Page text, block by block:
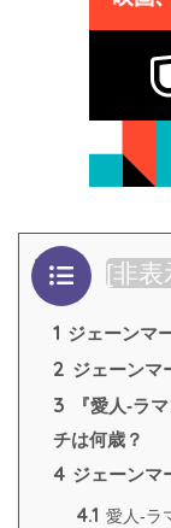
目次 [非表
1 ジェーンマ
2 ジェーンマ
3
『愛人-ラ
チは何歳？
4 ジェーンマ
4.1 愛人-ラ